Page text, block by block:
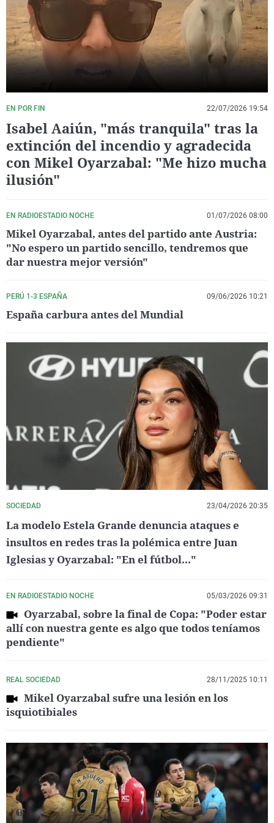
La rosa de los vientos
Gente viajera
Como el perro y el
Caso
Retornados
Equipo de
Extremadura
Galicia
La Rioja
País Vasco
Virales
Televisión
Elecciones
EN POR FIN 22/07/2026 19:54
Isabel Aaiún, "más tranquila" tras la
extinción del incendio y agradecida
con Mikel Oyarzabal: "Me hizo mucha
ilusión"
EN RADIOESTADIO NOCHE 01/07/2026 08:00
Mikel Oyarzabal, antes del partido ante Austria:
"No espero un partido sencillo, tendremos que
dar nuestra mejor versión"
PERÚ 1-3 ESPAÑA 09/06/2026 10:21
España carbura antes del Mundial
SOCIEDAD 23/04/2026 20:35
La modelo Estela Grande denuncia ataques e
insultos en redes tras la polémica entre Juan
Iglesias y Oyarzabal: "En el fútbol..."
EN RADIOESTADIO NOCHE 05/03/2026 09:31
Oyarzabal, sobre la final de Copa: "Poder estar
allí con nuestra gente es algo que todos teníamos
pendiente"
REAL SOCIEDAD 28/11/2025 10:11
Mikel Oyarzabal sufre una lesión en los
isquiotibiales